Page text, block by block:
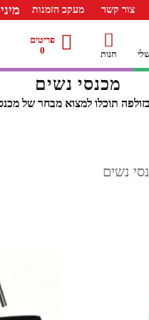
צור קשר מעקב הזמנות מינימום
חנות
פריטים
0
מכנסי נשים
תוכלו למצוא מבחר של
נשים